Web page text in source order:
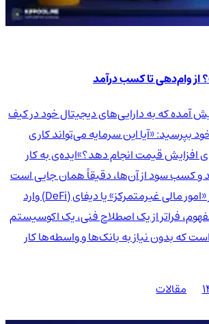
آمده که به دارایی‌های دیجیتال خود در کیف
بپرسید: «آیا این سرمایه می‌تواند کاری
افزایش قیمت انجام دهد؟»ایده‌ی به کار
و کسب سود از آن‌ها، دقیقاً همان جایی است
که دنیای هیجان‌انگیز «امور مالی غیرمتمرکز» یا دیفای (DeFi) وارد
فراتر از یک اصطلاح فنی، یک اکوسیستم
که بدون نیاز به بانک‌ها و واسطه‌ها کار
مقالات